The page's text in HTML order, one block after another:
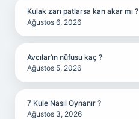
Kulak zarı patlarsa kan akar mı ?
Ağustos 6, 2026
Avcılar’ın nüfusu kaç ?
Ağustos 5, 2026
7 Kule Nasıl Oynanır ?
Ağustos 3, 2026